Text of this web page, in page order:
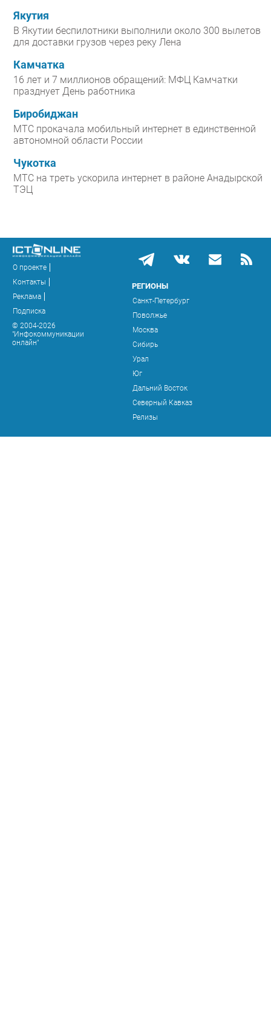
Якутия
В Якутии беспилотники выполнили около 300 вылетов
для доставки грузов через реку Лена
Камчатка
16 лет и 7 миллионов обращений: МФЦ Камчатки
празднует День работника
Биробиджан
МТС прокачала мобильный интернет в единственной
автономной области России
Чукотка
МТС на треть ускорила интернет в районе Анадырской
ТЭЦ
О проекте
Контакты
Реклама
Подписка
© 2004-2026
"Инфокоммуникации
онлайн"
РЕГИОНЫ
Санкт-Петербург
Поволжье
Москва
Сибирь
Урал
Юг
Дальний Восток
Северный Кавказ
Релизы